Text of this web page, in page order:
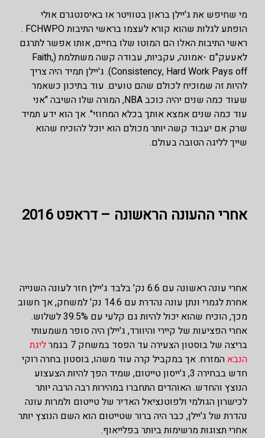
מי שחיפש את ג'יילן בראון בטוויטר או באיסנטגרם אולי
הופתע לגלות שהוא קורא לעצמו בראשי התיבות FCHWPO .
ראשי התיבות האלו הם המוטו שלו בחיים, אותו אפשר לתרגם
לאעעק"ם -אמונה, עקביות, עבודה קשה משתלמת (Faith,
Consistency, Hard Work Pays off). ג'יילן תמיד היה צריך
להיות זה שמוכיח לכולם שהם טועים. עוד בתיכון כשאמר
שעוד כמה שנים יהיה כוכב NBA, המורה שלו השיבה "אני
עוד כמה שנים אמצא אותך בכלא המחוזי". אך הוא ידע תמיד
שרק אם יעבוד קשה יותר מכולם הוא יוכל להוכיח שהוא
שייך לליגה הטובה בעולם.
אחרי ההעונה הראשונה – דראפט 2016
אחרי עונה ראשונה עם 6.6 נק' בלבד ג'יילן חזר לעונה השנייה
אחרת לגמרי ונתן עונה נהדרת עם 14.6 נק' למשחק, אך חשוב
מכך, הוכיח שהוא יכול להיות גם קלעי עם 39.5% לשלוש.
אחרי הפציעות של קיירי והיוורד, ג'יילן היה סופר משמעותי
בריצה של בוסטון הצעירה עד הפסד במשחק 7 בגמר
ליגת
הנבא המזרח. אך במקביל קרה עוד משהו, בוסטון בחרה רוקי
חדש בבחירה 3, ג'ייסון טייטום, שמיד הפך להיות הצעצוע
הנוצץ והחדש. האוהדים התחברו במהירות רבה הרבה יותר
לכישרון הגולמי ולפוטנציאל האדיר של טייטום ולמרות עונה
נהדרת של ג'יילן, כבר היה ברור שטייטום הוא השם הנוצץ יותר
אחרי תצוגות מרשימות ביותר בפלייאוף.